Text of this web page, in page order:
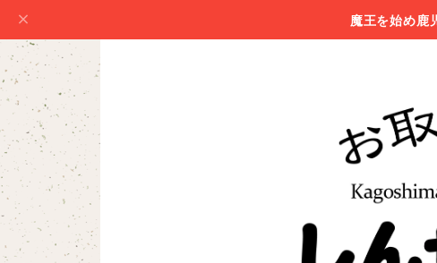
魔王を始め鹿